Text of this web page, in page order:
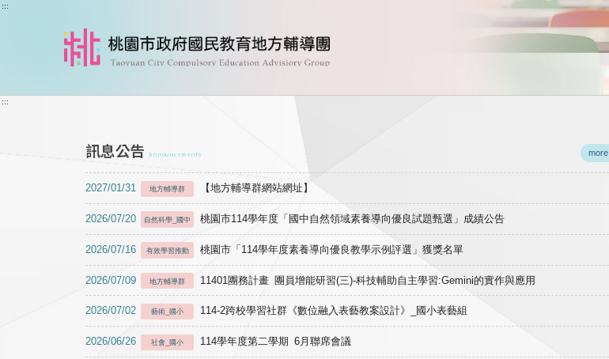
跳到主要內容
:::
:::
訊息公告 Announcements more
2027/01/31 地方輔導群 【地方輔導群網站網址】
2026/07/20 自然科學_國中 桃園市114學年度「國中自然領域素養導向優良試題甄選」成績公告
2026/07/16 有效學習推動 桃園市「114學年度素養導向優良教學示例評選」獲獎名單
2026/07/09 地方輔導群 11401團務計畫 團員增能研習(三)-科技輔助自主學習:Gemini的實作與應用
2026/07/02 藝術_國小 114-2跨校學習社群《數位融入表藝教案設計》_國小表藝組
2026/06/26 社會_國小 114學年度第二學期 6月聯席會議